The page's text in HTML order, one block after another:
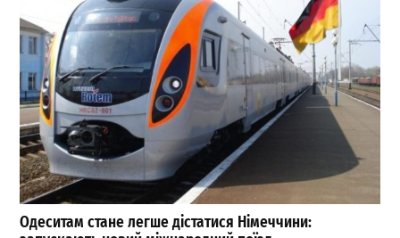
Одеситам стане легше дістатися Німеччини: